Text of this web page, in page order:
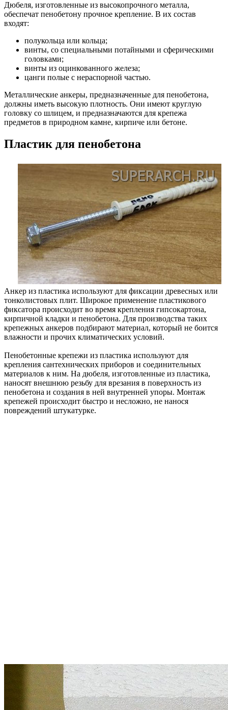
Дюбеля, изготовленные из высокопрочного металла,
обеспечат пенобетону прочное крепление. В их состав
входят:
полукольца или кольца;
винты, со специальными потайными и сферическими
головками;
винты из оцинкованного железа;
цанги полые с нераспорной частью.
Металлические анкеры, предназначенные для пенобетона,
должны иметь высокую плотность. Они имеют круглую
головку со шлицем, и предназначаются для крепежа
предметов в природном камне, кирпиче или бетоне.
Пластик для пенобетона
Анкер из пластика используют для фиксации древесных или
тонколистовых плит. Широкое применение пластикового
фиксатора происходит во время крепления гипсокартона,
кирпичной кладки и пенобетона. Для производства таких
крепежных анкеров подбирают материал, который не боится
влажности и прочих климатических условий.
Пенобетонные крепежи из пластика используют для
крепления сантехнических приборов и соединительных
материалов к ним. На дюбеля, изготовленные из пластика,
наносят внешнюю резьбу для врезания в поверхность из
пенобетона и создания в ней внутренней упоры. Монтаж
крепежей происходит быстро и несложно, не нанося
повреждений штукатурке.